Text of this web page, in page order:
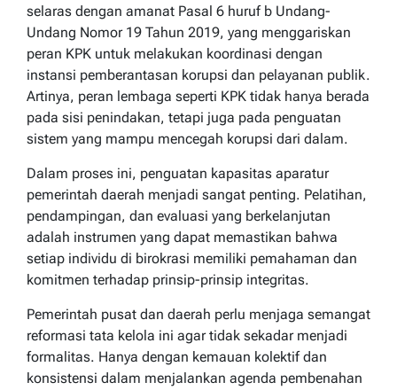
selaras dengan amanat Pasal 6 huruf b Undang-
Undang Nomor 19 Tahun 2019, yang menggariskan
peran KPK untuk melakukan koordinasi dengan
instansi pemberantasan korupsi dan pelayanan publik.
Artinya, peran lembaga seperti KPK tidak hanya berada
pada sisi penindakan, tetapi juga pada penguatan
sistem yang mampu mencegah korupsi dari dalam.
Dalam proses ini, penguatan kapasitas aparatur
pemerintah daerah menjadi sangat penting. Pelatihan,
pendampingan, dan evaluasi yang berkelanjutan
adalah instrumen yang dapat memastikan bahwa
setiap individu di birokrasi memiliki pemahaman dan
komitmen terhadap prinsip-prinsip integritas.
Pemerintah pusat dan daerah perlu menjaga semangat
reformasi tata kelola ini agar tidak sekadar menjadi
formalitas. Hanya dengan kemauan kolektif dan
konsistensi dalam menjalankan agenda pembenahan